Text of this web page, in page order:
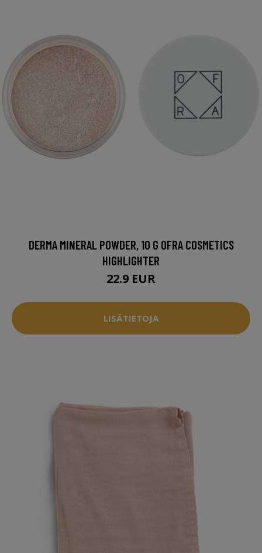
DERMA MINERAL POWDER, 10 G OFRA COSMETICS
HIGHLIGHTER
22.9 EUR
LISÄTIETOJA